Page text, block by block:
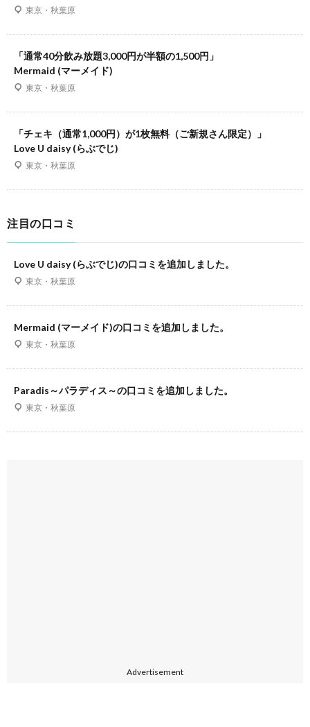
東京・秋葉原
「通常40分飲み放題3,000円が半額の1,500円」
Mermaid (マーメイド)
東京・秋葉原
「チェキ（通常1,000円）が1枚無料（ご新規さん限定）」
Love U daisy (らぶでじ)
東京・秋葉原
注目の口コミ
Love U daisy (らぶでじ)の口コミを追加しました。
東京・秋葉原
Mermaid (マーメイド)の口コミを追加しました。
東京・秋葉原
Paradis～パラディス～の口コミを追加しました。
東京・秋葉原
Advertisement